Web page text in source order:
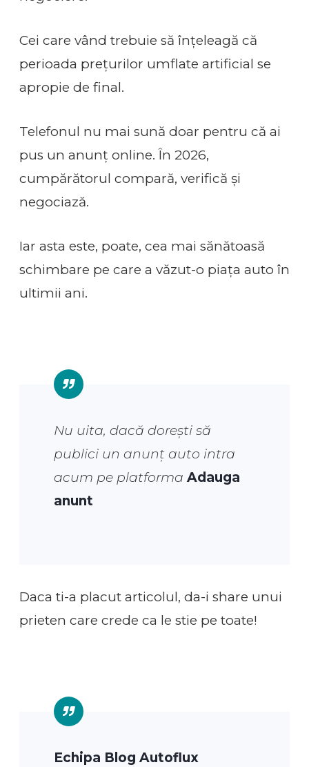
Cei care vând trebuie să înțeleagă că
perioada prețurilor umflate artificial se
apropie de final.
Telefonul nu mai sună doar pentru că ai
pus un anunț online. În 2026,
cumpărătorul compară, verifică și
negociază.
Iar asta este, poate, cea mai sănătoasă
schimbare pe care a văzut-o piața auto în
ultimii ani.
Nu uita, dacă dorești să
publici un anunț auto intra
acum pe platforma Adauga
anunt
Daca ti-a placut articolul, da-i share unui
prieten care crede ca le stie pe toate!
Echipa Blog Autoflux